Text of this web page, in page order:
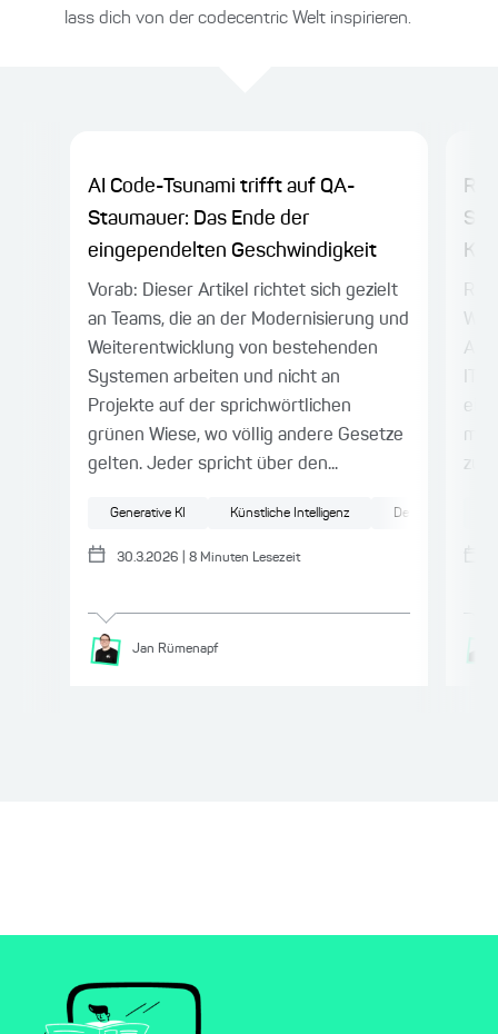
lass dich von der codecentric Welt inspirieren.
AI Code-Tsunami trifft auf QA-
Staumauer: Das Ende der
eingependelten Geschwindigkeit
Vorab: Dieser Artikel richtet sich gezielt
an Teams, die an der Modernisierung und
Weiterentwicklung von bestehenden
Systemen arbeiten und nicht an
Projekte auf der sprichwörtlichen
grünen Wiese, wo völlig andere Gesetze
gelten. Jeder spricht über den...
Generative KI Künstliche Intelligenz DevOps
30.3.2026 8 Minuten Lesezeit
Jan Rümenapf
KI-
zu